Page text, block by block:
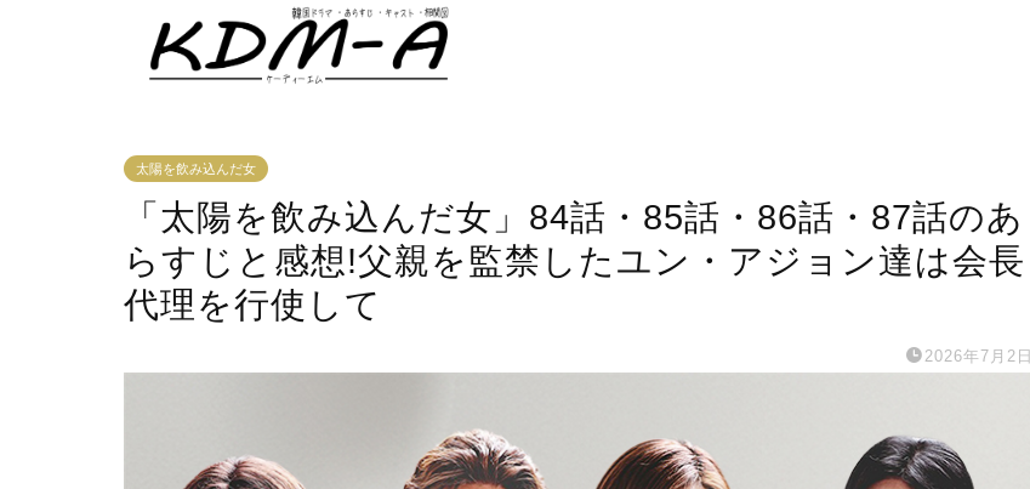
太陽を飲み込んだ女
「太陽を飲み込んだ女」84話・85話・86話・87話のあ
らすじと感想!父親を監禁したユン・アジョン達は会長
代理を行使して
2026年7月2日